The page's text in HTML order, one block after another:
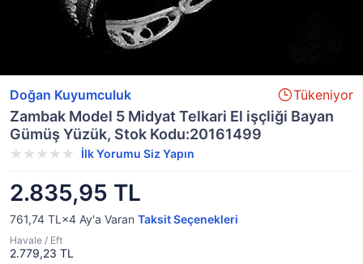
Doğan Kuyumculuk Tükeniyor
Zambak Model 5 Midyat Telkari El işçliği Bayan
Gümüş Yüzük, Stok Kodu:20161499
İlk Yorumu Siz Yapın
2.835,95 TL
761,74 TL×4 Ay'a Varan Taksit Seçenekleri
Havale / Eft
2.779,23 TL